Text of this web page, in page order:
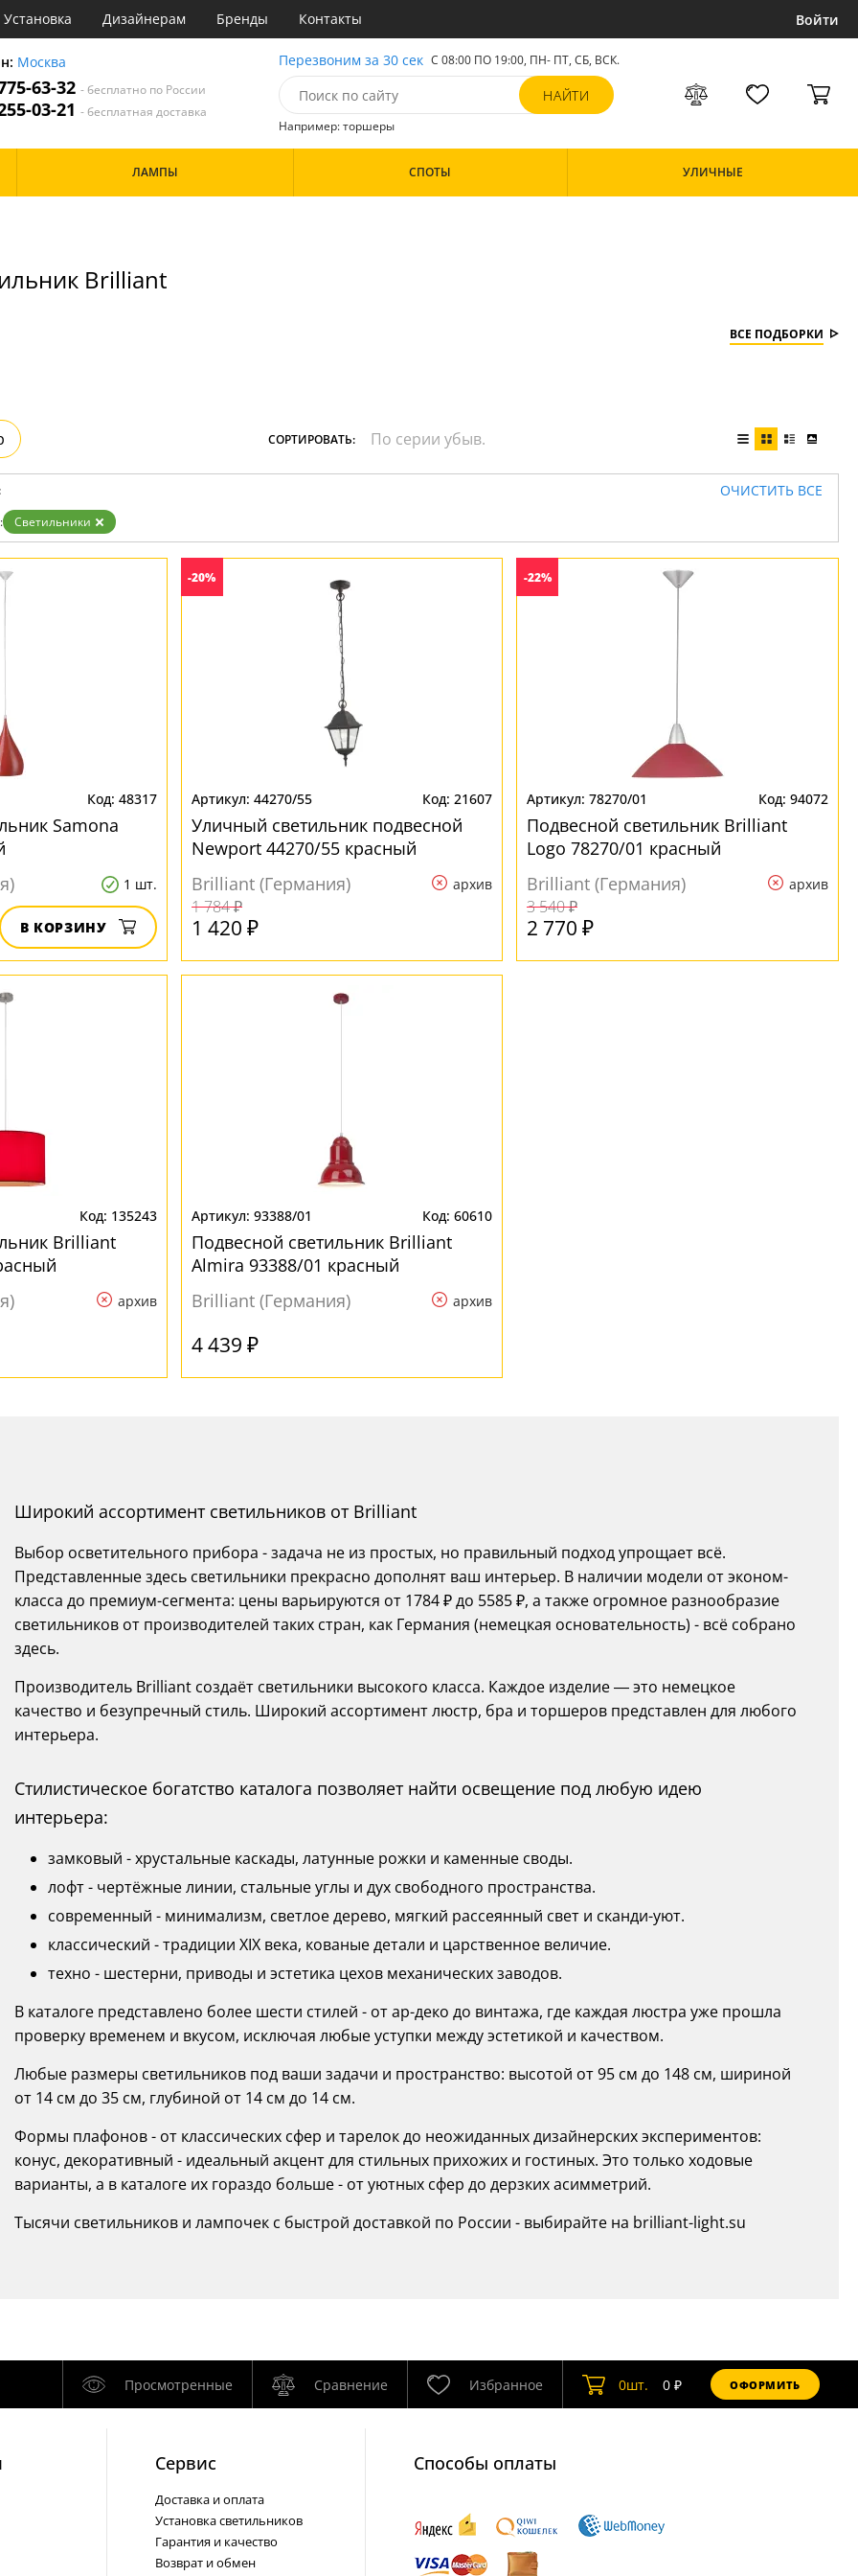
Установка Дизайнерам Бренды Контакты Войти
Москва
63-32- бесплатно по России
03-21- бесплатная доставка
Перезвоним за 30 сек С 08:00 ПО 19:00, ПН- ПТ, СБ, ВСК.
Например: торшеры
Материал
ЛАМПЫ СПОТЫ УЛИЧНЫЕ
Brilliant
ВСЕ ПОДБОРКИ
СОРТИРОВАТЬ:
ОЧИСТИТЬ ВСЕ
Светильники
48317
Samona
1 шт.
В КОРЗИНУ
-20%
44270/55 21607
Уличный светильник подвесной
Newport 44270/55 красный
Brilliant (Германия)
архив
1 784 ₽
1 420 ₽
-22%
78270/01 94072
Подвесной светильник Brilliant
Logo 78270/01 красный
Brilliant (Германия)
архив
3 540 ₽
2 770 ₽
135243
Brilliant
архив
93388/01 60610
Подвесной светильник Brilliant
Almira 93388/01 красный
Brilliant (Германия)
архив
4 439 ₽
Широкий ассортимент светильников от Brilliant
Выбор осветительного прибора - задача не из простых, но правильный подход упрощает всё.
Представленные здесь светильники прекрасно дополнят ваш интерьер. В наличии модели от эконом-
класса до премиум-сегмента: цены варьируются от 1784 ₽ до 5585 ₽, а также огромное разнообразие
светильников от производителей таких стран, как Германия (немецкая основательность) - всё собрано
здесь.
Производитель Brilliant создаёт светильники высокого класса. Каждое изделие — это немецкое
качество и безупречный стиль. Широкий ассортимент люстр, бра и торшеров представлен для любого
интерьера.
Стилистическое богатство каталога позволяет найти освещение под любую идею
интерьера:
замковый - хрустальные каскады, латунные рожки и каменные своды.
лофт - чертёжные линии, стальные углы и дух свободного пространства.
современный - минимализм, светлое дерево, мягкий рассеянный свет и сканди-уют.
классический - традиции XIX века, кованые детали и царственное величие.
техно - шестерни, приводы и эстетика цехов механических заводов.
В каталоге представлено более шести стилей - от ар-деко до винтажа, где каждая люстра уже прошла
проверку временем и вкусом, исключая любые уступки между эстетикой и качеством.
Любые размеры светильников под ваши задачи и пространство: высотой от 95 см до 148 см, шириной
от 14 см до 35 см, глубиной от 14 см до 14 см.
Формы плафонов - от классических сфер и тарелок до неожиданных дизайнерских экспериментов:
конус, декоративный - идеальный акцент для стильных прихожих и гостиных. Это только ходовые
варианты, а в каталоге их гораздо больше - от уютных сфер до дерзких асимметрий.
Тысячи светильников и лампочек с быстрой доставкой по России - выбирайте на brilliant-light.su
Просмотренные Сравнение Избранное 0шт. 0₽ ОФОРМИТЬ
Cервис
Доставка и оплата
Установка светильников
Гарантия и качество
Возврат и обмен
Способы оплаты